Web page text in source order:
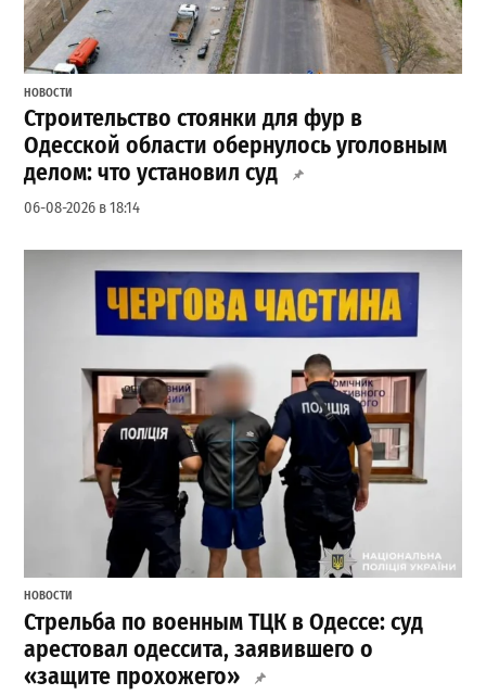
НОВОСТИ
Строительство стоянки для фур в
Одесской области обернулось уголовным
делом: что установил суд
06-08-2026 в 18:14
НОВОСТИ
Стрельба по военным ТЦК в Одессе: суд
арестовал одессита, заявившего о
«защите прохожего»